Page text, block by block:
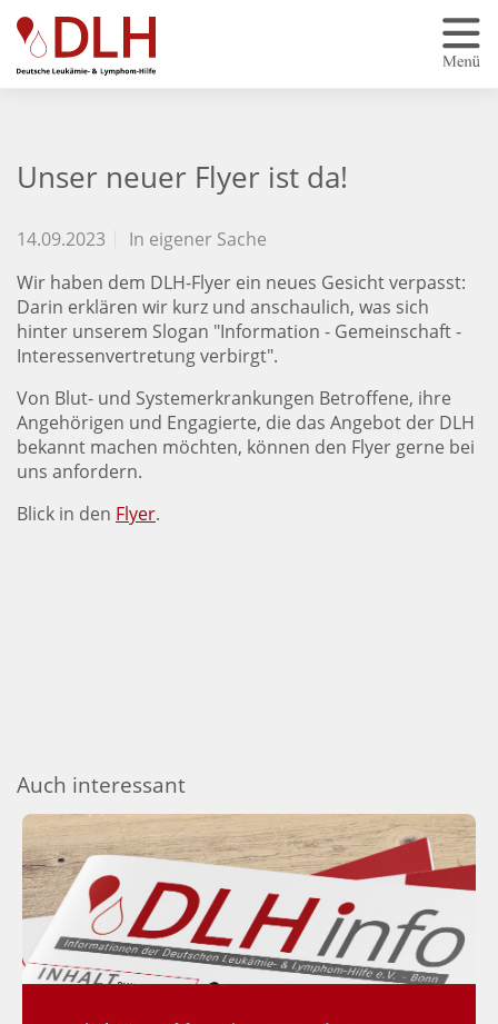
Zum Hauptinhalt springen
Unser neuer Flyer ist da!
14.09.2023
In eigener Sache
Wir haben dem DLH-Flyer ein neues Gesicht verpasst:
Darin erklären wir kurz und anschaulich, was sich
hinter unserem Slogan "Information - Gemeinschaft -
Interessenvertretung verbirgt".
Von Blut- und Systemerkrankungen Betroffene, ihre
Angehörigen und Engagierte, die das Angebot der DLH
bekannt machen möchten, können den Flyer gerne bei
uns anfordern.
Blick in den Flyer.
Auch interessant